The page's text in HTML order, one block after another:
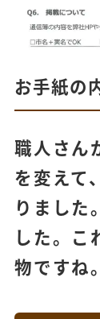
お手紙の
職人さん
を変えて
りました
した。こ
物ですね。